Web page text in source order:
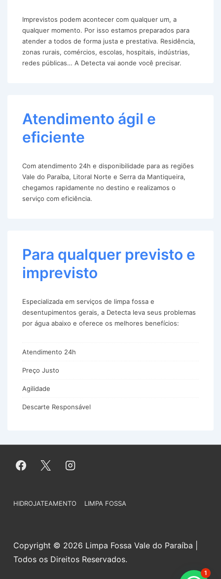
Imprevistos podem acontecer com qualquer um, a
qualquer momento. Por isso estamos preparados para
atender a todos de forma justa e prestativa. Residência,
zonas rurais, comércios, escolas, hospitais, indústrias,
redes públicas… A Detecta vai aonde você precisar.
Atendimento ágil e
eficiente
Com atendimento 24h e disponibilidade para as regiões
Vale do Paraíba, Litoral Norte e Serra da Mantiqueira,
chegamos rapidamente no destino e realizamos o
serviço com eficiência.
Para qualquer previsto e
imprevisto
Especializada em serviços de limpa fossa e
desentupimentos gerais, a Detecta leva seus problemas
por água abaixo e oferece os melhores benefícios:
Atendimento 24h
Preço Justo
Agilidade
Descarte Responsável
Menu
Rodapé
HIDROJATEAMENTO LIMPA FOSSA
Copyright © 2026 Limpa Fossa Vale do Paraíba |
Todos os Direitos Reservados.
1